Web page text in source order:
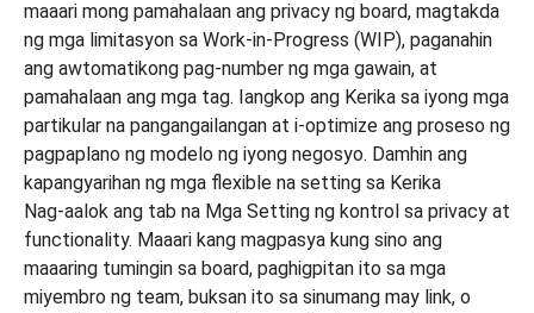
Nag-aalok ang tab na Mga Setting ng kontrol sa privacy at
functionality. Maaari kang magpasya kung sino ang
maaaring tumingin sa board, paghigpitan ito sa mga
miyembro ng team, buksan ito sa sinumang may link, o